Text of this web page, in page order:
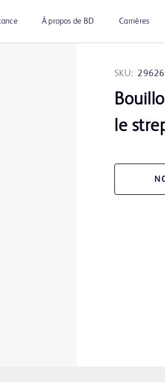
À propos de BD Carrières
SKU:
le